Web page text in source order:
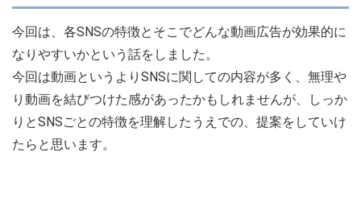
今回は、各SNSの特徴とそこでどんな動画広告が効果的に
なりやすいかという話をしました。
今回は動画というよりSNSに関しての内容が多く、無理や
り動画を結びつけた感があったかもしれませんが、しっか
りとSNSごとの特徴を理解したうえでの、提案をしていけ
たらと思います。